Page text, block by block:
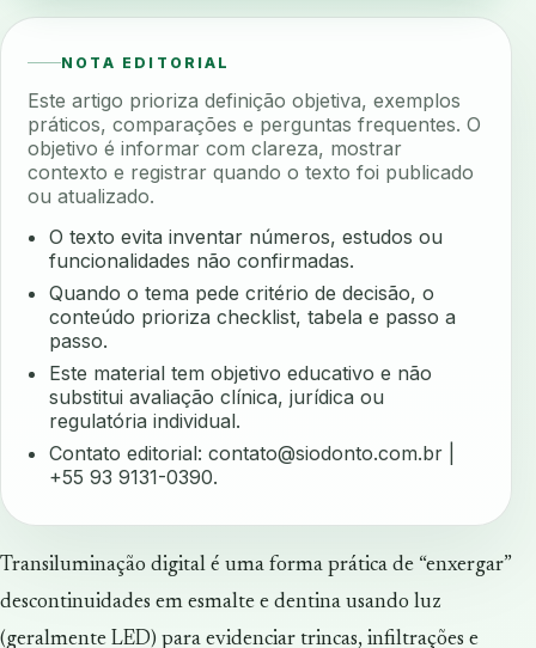
NOTA EDITORIAL
Este artigo prioriza definição objetiva, exemplos
práticos, comparações e perguntas frequentes. O
objetivo é informar com clareza, mostrar
contexto e registrar quando o texto foi publicado
ou atualizado.
O texto evita inventar números, estudos ou
funcionalidades não confirmadas.
Quando o tema pede critério de decisão, o
conteúdo prioriza checklist, tabela e passo a
passo.
Este material tem objetivo educativo e não
substitui avaliação clínica, jurídica ou
regulatória individual.
Contato editorial:contato@siodonto.com.br
+55 93 9131-0390.
Transiluminação digital é uma forma prática de “enxergar”
descontinuidades em esmalte e dentina usando luz
(geralmente LED) para evidenciar trincas, infiltrações e